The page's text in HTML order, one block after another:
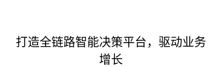
打造全链路智能决策平台，驱动业务
增长